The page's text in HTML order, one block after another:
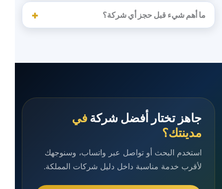
ما أهم شيء قبل حجز أي شركة؟
جاهز تختار أفضل شركة في
مدينتك؟
استخدم البحث أو تواصل عبر واتساب، وسنوجهك
لأقرب خدمة مناسبة داخل دليل شركات المملكة.